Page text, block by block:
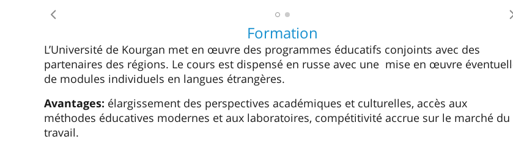
Caractéristiques:
mettent en œuvre des initiatives en partenariat avec les archives, les musées, les centres de
médias et les agences d’analyse. Développement de la communication interculturelle et des
compétences numériques dans le domaine humanitaire. Perspectives de carrière: analyse
d’experts, organisations internationales, éducation et médias.
Programmes et cours de courte durée
L’Université de Kourgan propose des écoles d’été, des cours de langue, une formation
professionnelle et des modules de qualification supplémentaires.